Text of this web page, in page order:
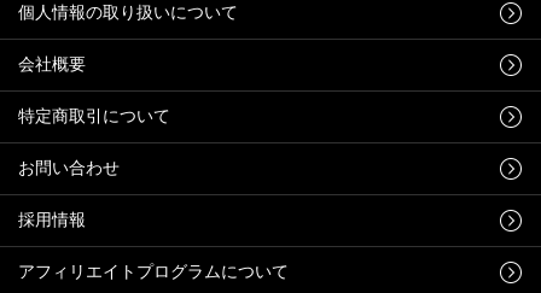
個人情報の取り扱いについて
会社概要
特定商取引について
お問い合わせ
採用情報
アフィリエイトプログラムについて